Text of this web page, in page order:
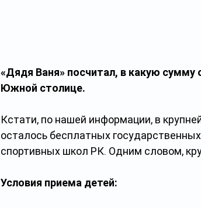
«Дядя Ваня» посчитал, в какую
Южной столице.
Кстати, по нашей информации, в
осталось бесплатных
спортивных школ РК. Одним словом,
Условия приема детей: